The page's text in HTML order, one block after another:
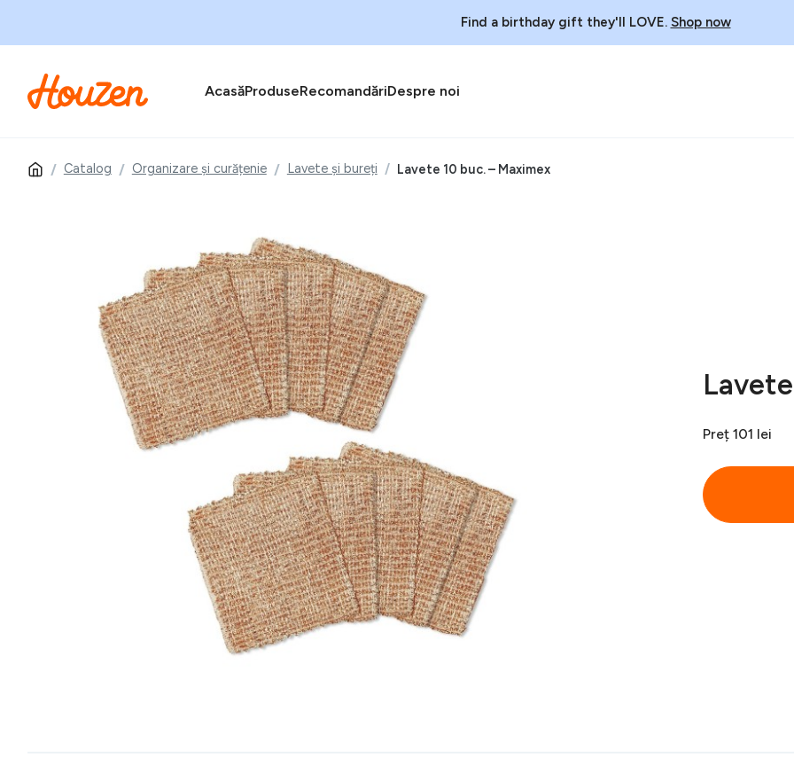
Find a birthday gift they'll LOVE. Shop now
AcasăProduseRecomandăriDespre noi
Catalog Organizare și curățenie Lavete și bureți Lavete 10 buc. – Maximex
Preț 101 lei